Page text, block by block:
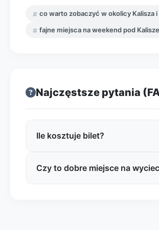
co warto zobaczyć w okolicy Kalisza i
fajne miejsca na weekend pod
Najczęstsze pytania
Ile kosztuje bilet?
Zwykle wstęp do takich obiektów
Czy to dobre miejsce na